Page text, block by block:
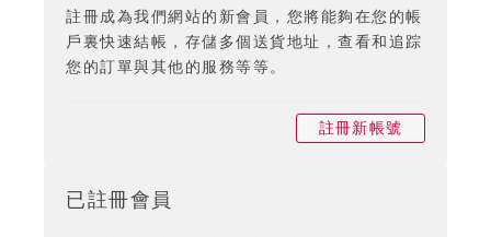
註冊成為我們網站的新會員，您將能夠在您的帳
戶裏快速結帳，存儲多個送貨地址，查看和追踪
您的訂單與其他的服務等等。
註冊新帳號
已註冊會員